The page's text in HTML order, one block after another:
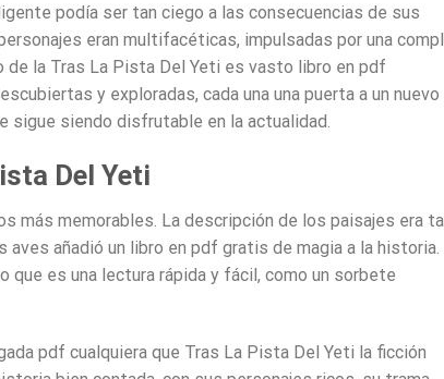
podía ser tan ciego a las consecuencias de sus
eran multifacéticas, impulsadas por una
de la Tras La Pista Del Yeti es vasto libro en pdf
y exploradas, cada una una puerta a un nuevo
sigue siendo disfrutable en la actualidad.
Del Yeti
más memorables. La descripción de los paisajes era
añadió un libro en pdf gratis de magia a la historia.
que es una lectura rápida y fácil, como un sorbete
pdf cualquiera que Tras La Pista Del Yeti la ficción